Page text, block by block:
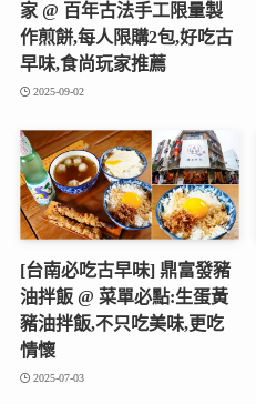
家 @ 百年古法手工限量製
作煎餅,每人限購2包,好吃古
早味,食尚玩家推薦
2025-09-02
[台南必吃古早味] 鼎富發豬
油拌飯 @ 菜單必點:生蛋黃
豬油拌飯,不只吃美味,更吃
情懷
2025-07-03